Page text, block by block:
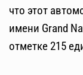
что этот
имени Grand
отметке 215